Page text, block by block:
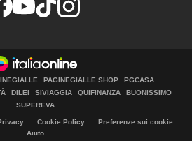
PAGINEGIALLE SHOP
PGCASA
DILEI SIVIAGGIA QUIFINANZA
BUONISSIMO
SUPEREVA
Cookie Policy
Preferenze sui cookie
Aiuto